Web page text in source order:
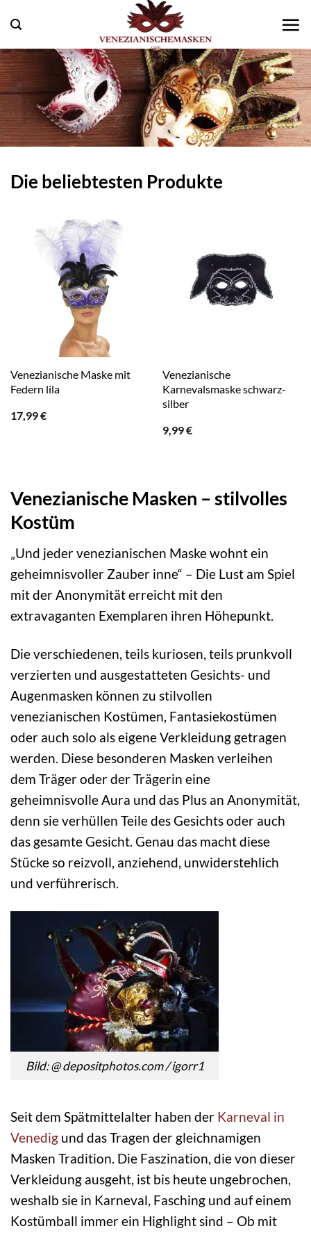
Inhalt
springen
Die beliebtesten Produkte
Venezianische Maske mit
Federn lila
17,99€
Venezianische
Karnevalsmaske schwarz-
silber
9,99€
Venezianische Masken – stilvolles
Kostüm
„Und jeder venezianischen Maske wohnt ein
geheimnisvoller Zauber inne“ – Die Lust am Spiel
mit der Anonymität erreicht mit den
extravaganten Exemplaren ihren Höhepunkt.
Die verschiedenen, teils kuriosen, teils prunkvoll
verzierten und ausgestatteten Gesichts- und
Augenmasken können zu stilvollen
venezianischen Kostümen, Fantasiekostümen
oder auch solo als eigene Verkleidung getragen
werden. Diese besonderen Masken verleihen
dem Träger oder der Trägerin eine
geheimnisvolle Aura und das Plus an Anonymität,
denn sie verhüllen Teile des Gesichts oder auch
das gesamte Gesicht. Genau das macht diese
Stücke so reizvoll, anziehend, unwiderstehlich
und verführerisch.
Bild: @ depositphotos.com / igorr1
Seit dem Spätmittelalter haben der Karneval in
Venedig und das Tragen der gleichnamigen
Masken Tradition. Die Faszination, die von dieser
Verkleidung ausgeht, ist bis heute ungebrochen,
weshalb sie in Karneval, Fasching und auf einem
Kostümball immer ein Highlight sind – Ob mit